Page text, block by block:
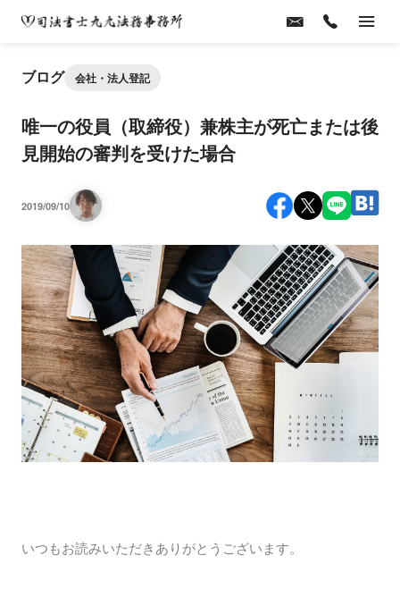
ブログ 会社・法人登記
唯一の役員（取締役）兼株主が死亡または後
見開始の審判を受けた場合
2019/09/10
いつもお読みいただきありがとうございます。